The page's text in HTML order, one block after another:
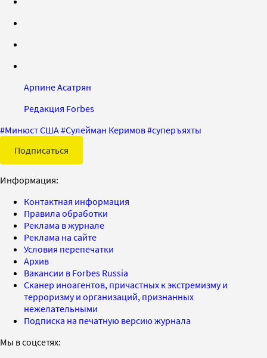
Арпине Асатрян
Редакция Forbes
#Минюст США#Сулейман Керимов#суперъяхты
Подписаться
Информация:
Контактная информация
Правила обработки
Реклама в журнале
Реклама на сайте
Условия перепечатки
Архив
Вакансии в Forbes Russia
Сканер иноагентов, причастных к экстремизму и
терроризму и организаций, признанных
нежелательными
Подписка на печатную версию журнала
Мы в соцсетях: